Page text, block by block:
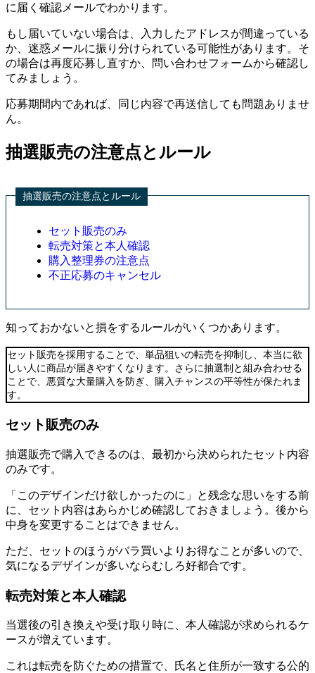
に届く確認メールでわかります。
もし届いていない場合は、入力したアドレスが間違っている
か、迷惑メールに振り分けられている可能性があります。そ
の場合は再度応募し直すか、問い合わせフォームから確認し
てみましょう。
応募期間内であれば、同じ内容で再送信しても問題ありませ
ん。
抽選販売の注意点とルール
抽選販売の注意点とルール
セット販売のみ
転売対策と本人確認
購入整理券の注意点
不正応募のキャンセル
知っておかないと損をするルールがいくつかあります。
セット販売を採用することで、単品狙いの転売を抑制し、本当に欲
しい人に商品が届きやすくなります。さらに抽選制と組み合わせる
ことで、悪質な大量購入を防ぎ、購入チャンスの平等性が保たれま
す。
セット販売のみ
抽選販売で購入できるのは、最初から決められたセット内容
のみです。
「このデザインだけ欲しかったのに」と残念な思いをする前
に、セット内容はあらかじめ確認しておきましょう。後から
中身を変更することはできません。
ただ、セットのほうがバラ買いよりお得なことが多いので、
気になるデザインが多いならむしろ好都合です。
転売対策と本人確認
当選後の引き換えや受け取り時に、本人確認が求められるケ
ースが増えています。
これは転売を防ぐための措置で、氏名と住所が一致する公的